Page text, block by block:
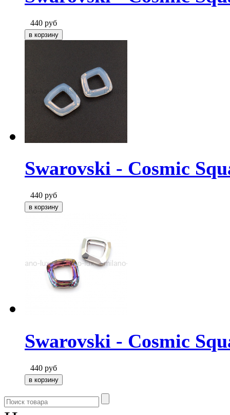
440 руб
Swarovski - Cosmic
440 руб
Swarovski - Cosmic
440 руб